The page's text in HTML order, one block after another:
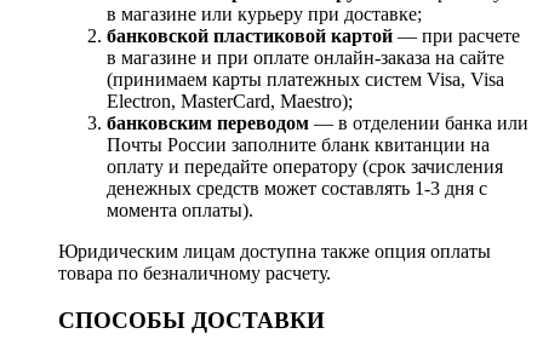
в магазине или курьеру при доставке;
банковской пластиковой картой — при расчете
в магазине и при оплате онлайн-заказа на сайте
(принимаем карты платежных систем Visa, Visa
Electron, MasterCard, Maestro);
банковским переводом — в отделении банка или
Почты России заполните бланк квитанции на
оплату и передайте оператору (срок зачисления
денежных средств может составлять 1-3 дня с
момента оплаты).
Юридическим лицам доступна также опция оплаты
товара по безналичному расчету.
СПОСОБЫ ДОСТАВКИ